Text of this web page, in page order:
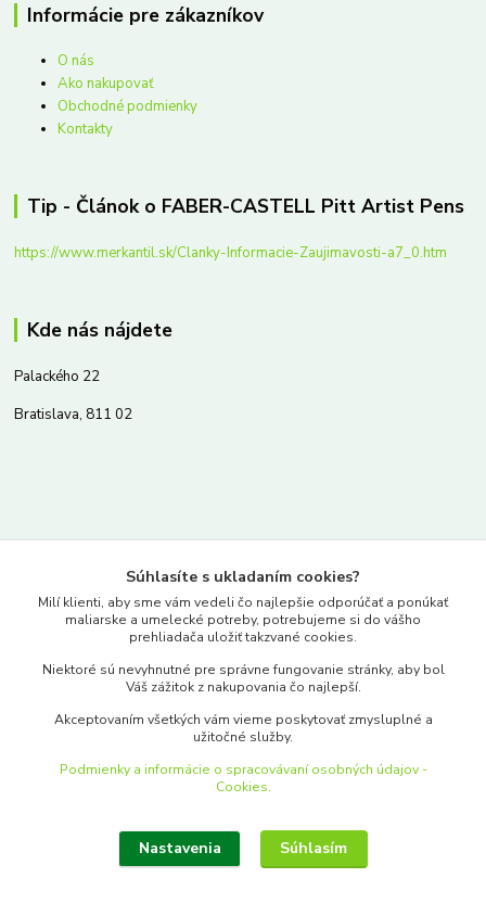
Informácie pre zákazníkov
O nás
Ako nakupovať
Obchodné podmienky
Kontakty
Tip - Článok o FABER-CASTELL Pitt Artist Pens
https://www.merkantil.sk/Clanky-Informacie-Zaujimavosti-a7_0.htm
Kde nás nájdete
Palackého 22
Bratislava, 811 02
www.merkantil.sk
Pondelok-Piatok: 9.00-17.00hod.
objednavky@merkantil-obchod.sk
Upraviť zber cookies.
Súhlasíte s ukladaním cookies?
Milí klienti, aby sme vám vedeli čo najlepšie odporúčať a ponúkať
maliarske a umelecké potreby, potrebujeme si do vášho
prehliadača uložiť takzvané cookies.
Niektoré sú nevyhnutné pre správne fungovanie stránky, aby bol
Váš zážitok z nakupovania čo najlepší.
Akceptovaním všetkých vám vieme poskytovať zmysluplné a
užitočné služby.
Podmienky a informácie o spracovávaní osobných údajov -
Cookies.
Nastavenia Súhlasím